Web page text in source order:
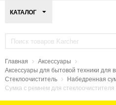
КАТАЛОГ
Главная
Аксессуары
Аксессуары для бытовой техники для
Стеклоочиститель
Набедренная
Сумка с ремнем для стеклоочистителя